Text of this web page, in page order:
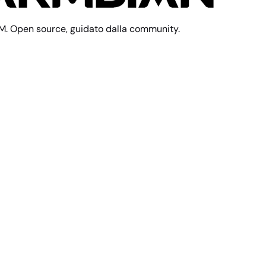
Open source, guidato dalla community.